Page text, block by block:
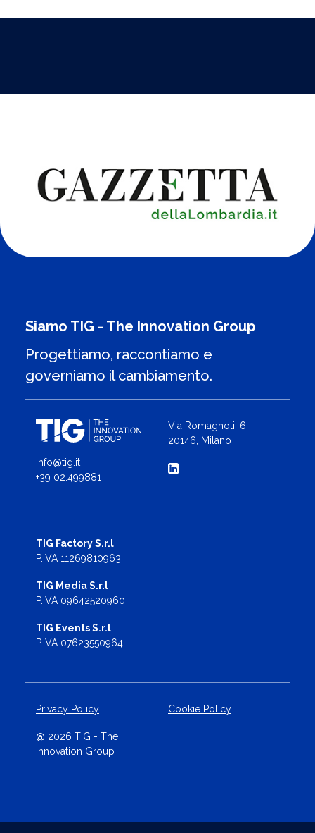
Siamo TIG - The Innovation Group
Progettiamo, raccontiamo e
governiamo il cambiamento.
info@tig.it
+39 02.499881
Via Romagnoli, 6
20146, Milano
TIG Factory S.r.l
P.IVA 11269810963
TIG Media S.r.l
P.IVA 09642520960
TIG Events S.r.l
P.IVA 07623550964
Privacy Policy Cookie Policy
@ 2026 TIG - The
Innovation Group